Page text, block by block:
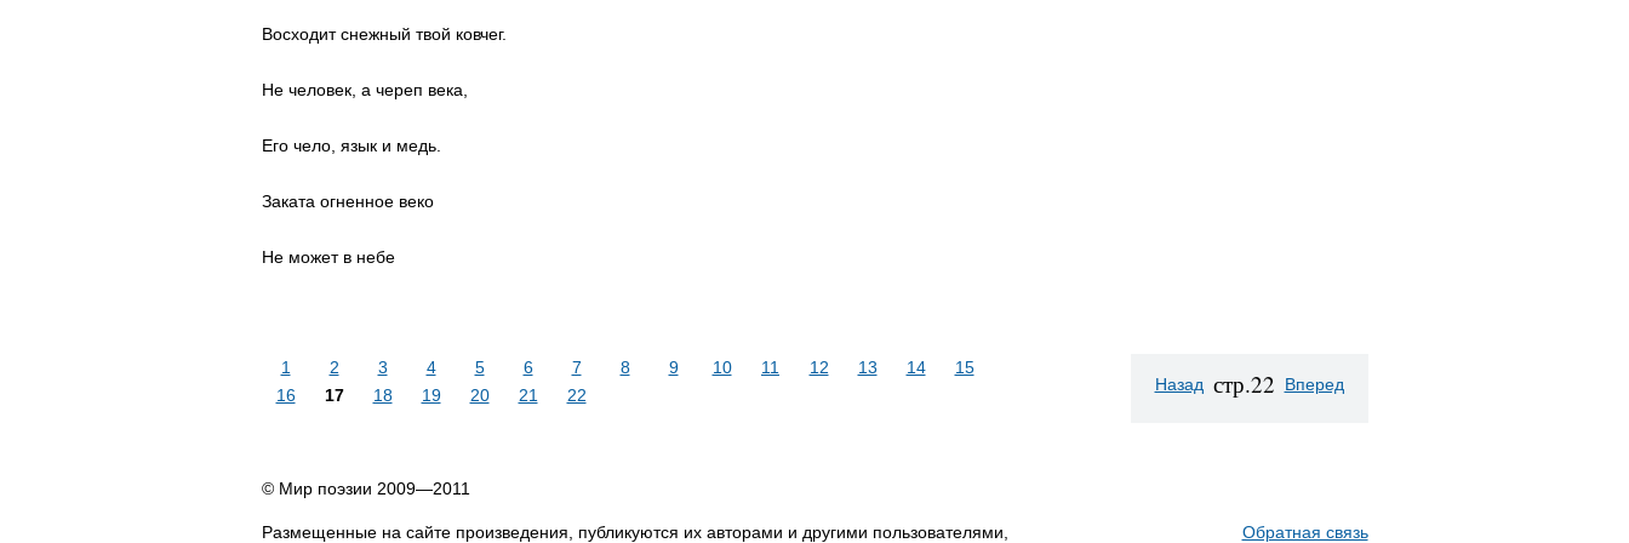
Восходит снежный твой ковчег.
Не человек, а череп века,
Его чело, язык и медь.
Заката огненное веко
Не может в небе
1 2 3 4 5 6 7 8 9 10 11 12 13 14
15
16
17 18 19 20 21 22
Назад стр.22 Вперед
© Мир поэзии 2009—2011
Размещенные на сайте произведения, публикуются их авторами и другими пользователями, Обратная связь